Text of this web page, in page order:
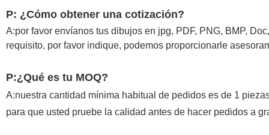
P: ¿Cómo obtener una cotización?
A:por favor envíanos tus dibujos en jpg, PDF, PNG, BMP,
requisito, por favor indique, podemos proporcionarle
P:¿Qué es tu MOQ?
A:nuestra cantidad mínima habitual de pedidos es de 1
para que usted pruebe la calidad antes de hacer pedidos a